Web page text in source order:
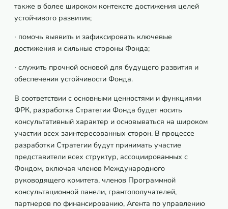
также в более широком контексте достижения целей
устойчивого развития;
∙ помочь выявить и зафиксировать ключевые
достижения и сильные стороны Фонда;
∙ служить прочной основой для будущего развития и
обеспечения устойчивости Фонда.
В соответствии с основными ценностями и функциями
ФРК, разработка Стратегии Фонда будет носить
консультативный характер и основываться на широком
участии всех заинтересованных сторон. В процессе
разработки Стратегии будут принимать участие
представители всех структур, ассоциированных с
Фондом, включая членов Международного
руководящего комитета, членов Программной
консультационной панели, грантополучателей,
партнеров по финансированию, Агента по управлению